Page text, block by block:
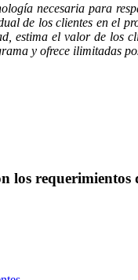
necesaria para
de los clientes en el
estima el valor de los
y ofrece ilimitadas
los